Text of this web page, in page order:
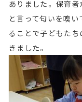
ありました。保育
と言って匂いを嗅
ることで子どもた
きました。